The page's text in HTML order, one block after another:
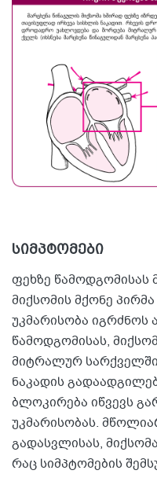
სიმპტომები
ფეხზე წამოდგომისას
მიქსომის მქონე
უკმარისობა იგრძნოს
წამოდგომისას,
მიტრალურ
ნაკადის
ბლოკირება იწვევს
უკმარისობას.
გადასვლისას,
რაც სიმპტომების